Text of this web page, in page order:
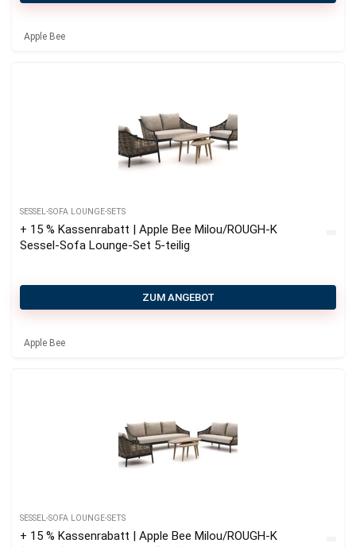
Apple Bee
SESSEL-SOFA LOUNGE-SETS
+ 15 % Kassenrabatt | Apple Bee Milou/ROUGH-K
Sessel-Sofa Lounge-Set 5-teilig
ZUM ANGEBOT
Apple Bee
SESSEL-SOFA LOUNGE-SETS
+ 15 % Kassenrabatt | Apple Bee Milou/ROUGH-K